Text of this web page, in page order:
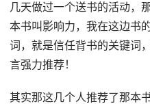
几天做过一个送书的活动，
本书叫影响力，我在这边书
词，就是信任背书的关键词
言强力推荐！
其实那这几个人推荐了那本